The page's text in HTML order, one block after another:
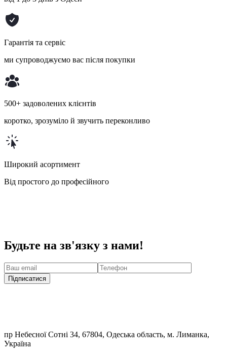
Гарантія та сервіс
ми супроводжуємо вас після покупки
500+ задоволених клієнтів
коротко, зрозуміло й звучить переконливо
Широкий асортимент
Від простого до професійного
Будьте на зв'язку з нами!
Підписатися
пр Небесної Сотні 34, 67804, Одеська область, м. Лиманка,
Україна